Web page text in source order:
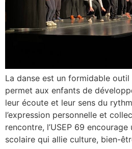
La danse est un formidable
permet aux enfants de
leur écoute et leur sens du
l’expression personnelle et
rencontre, l’USEP 69
scolaire qui allie culture, bien-